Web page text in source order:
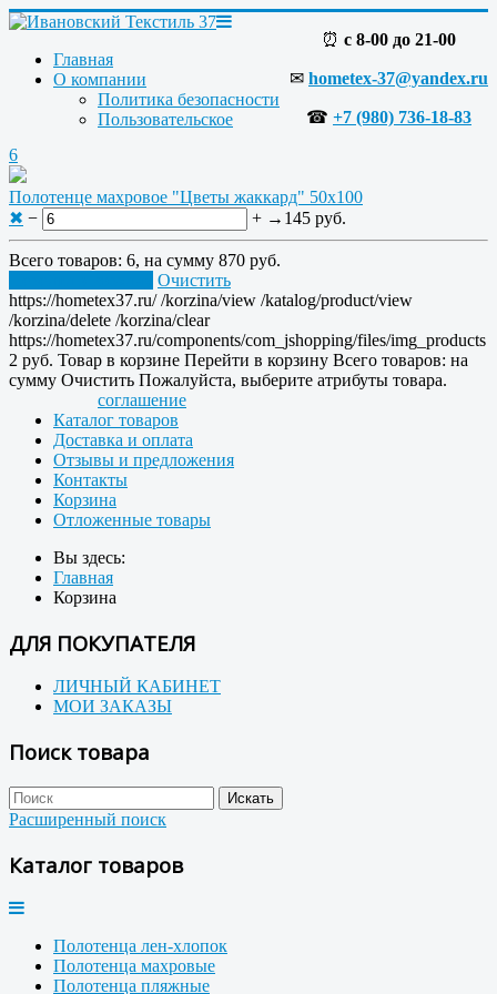
⏰ с 8-00 до 21-00
✉ hometex-37@yandex.ru
☎ +7 (980) 736-18-83
6
Полотенце махровое "Цветы жаккард" 50x100
✖ − + → 145 руб.
Всего товаров: 6, на сумму 870 руб.
Очистить
https://hometex37.ru/ /korzina/view /katalog/product/view
/korzina/delete /korzina/clear
https://hometex37.ru/components/com_jshopping/files/img_products
2 руб. Товар в корзине Перейти в корзину Всего товаров: на
сумму Очистить Пожалуйста, выберите атрибуты товара.
Главная
О компании
Политика безопасности
Пользовательское
соглашение
Каталог товаров
Доставка и оплата
Отзывы и предложения
Контакты
Корзина
Отложенные товары
Вы здесь:
Главная
Корзина
ДЛЯ ПОКУПАТЕЛЯ
ЛИЧНЫЙ КАБИНЕТ
МОИ ЗАКАЗЫ
Поиск товара
Расширенный поиск
Каталог товаров
Полотенца лен-хлопок
Полотенца махровые
Полотенца пляжные